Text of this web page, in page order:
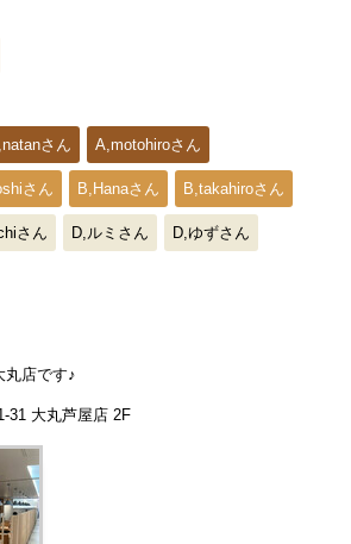
さん A,motohiroさん
さん B,Hanaさん B,takahiroさん
さん D,ルミさん D,ゆずさん
丸店です♪
31 大丸芦屋店 2F